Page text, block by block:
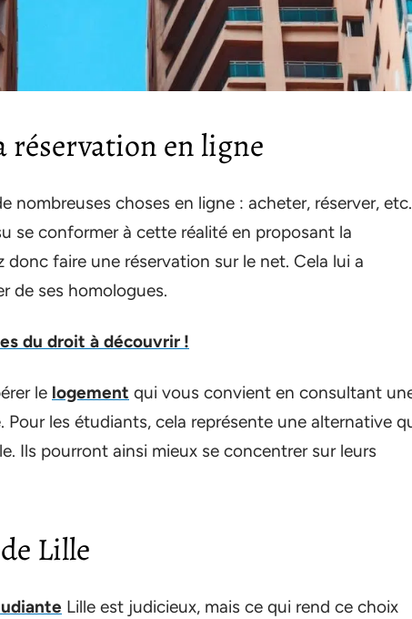
en ligne
nombreuses choses en ligne : acheter, réserver, etc.
se conformer à cette réalité en proposant la
faire une réservation sur le net. Cela lui a
de ses homologues.
du droit à découvrir !
le logement qui vous convient en consultant
Pour les étudiants, cela représente une alternative
Ils pourront ainsi mieux se concentrer sur leurs
Lille
Lille est judicieux, mais ce qui rend ce choix